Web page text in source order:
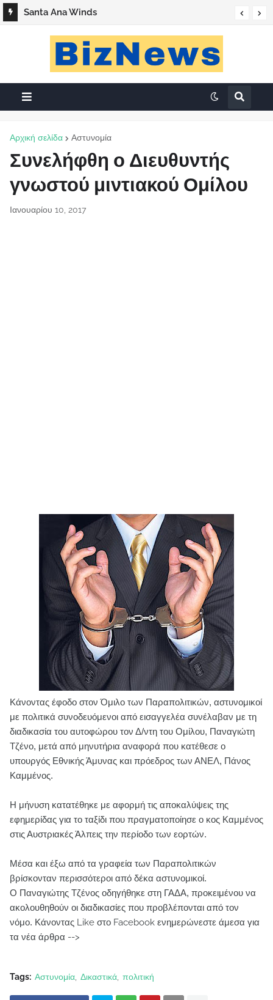
Santa Ana Winds
Αρχική σελίδα Αστυνομία
Συνελήφθη ο Διευθυντής
γνωστού μιντιακού Ομίλου
Ιανουαρίου 10, 2017
Κάνοντας έφοδο στον Όμιλο των Παραπολιτικών, αστυνομικοί
με πολιτικά συνοδευόμενοι από εισαγγελέα συνέλαβαν με τη
διαδικασία του αυτοφώρου τον Δ/ντη του Ομίλου, Παναγιώτη
Τζένο, μετά από μηνυτήρια αναφορά που κατέθεσε ο
υπουργός Εθνικής Άμυνας και πρόεδρος των ΑΝΕΛ, Πάνος
Καμμένος.
Η μήνυση κατατέθηκε με αφορμή τις αποκαλύψεις της
εφημερίδας για το ταξίδι που πραγματοποίησε ο κος Καμμένος
στις Αυστριακές Άλπεις την περίοδο των εορτών.
Μέσα και έξω από τα γραφεία των Παραπολιτικών
βρίσκονταν περισσότεροι από δέκα αστυνομικοί.
Ο Παναγιώτης Τζένος οδηγήθηκε στη ΓΑΔΑ, προκειμένου να
ακολουθηθούν οι διαδικασίες που προβλέπονται από τον
νόμο. Κάνοντας Like στο Facebook ενημερώνεστε άμεσα για
τα νέα άρθρα -->
Tags: Αστυνομία Δικαστικά πολιτική